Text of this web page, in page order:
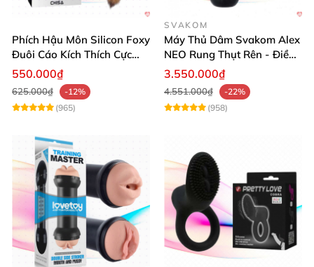
Phích Hậu Môn Silicon Foxy
Đuôi Cáo Kích Thích Cực
Đỉnh
550.000₫
625.000₫
-12%
(965)
SVAKOM
Máy Thủ Dâm Svakom Alex
NEO Rung Thụt Rên - Điều
Khiển App, Siêu Phê
3.550.000₫
4.551.000₫
-22%
(958)